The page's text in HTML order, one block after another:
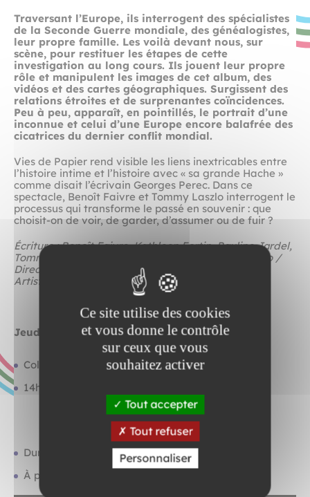
Traversant l’Europe, ils interrogent des spécialistes
de la Seconde Guerre mondiale, des généalogistes,
leur propre famille. Les voilà devant nous, sur
scène, pour restituer les étapes de cette
investigation au long cours. Ils jouent leur propre
rôle et manipulent les images de cet album, des
vidéos et des cartes géographiques. Surgissent des
relations étroites et de surprenantes coïncidences.
Peu à peu, apparaît, en pointillés, le portrait d’une
inconnue et celui d’une Europe encore balafrée des
cicatrices du dernier conflit mondial.
Vies de Papier rend visible les liens inextricables entre
l’histoire intime et l’histoire avec « sa grande Hache »
comme disait l’écrivain Georges Perec. Dans ce
spectacle, Benoît Faivre et Tommy Laszlo interrogent le
processus qui transforme le passé en souvenir : que
choisit-on de voir, de garder, d’assumer ou de fuir ?
Écriture : Benoît Faivre, Kathleen Fortin, Pauline Jardel,
Tommy Laszlo / Avec : Benoît Faivre, Tommy Laszlo /
Direction
Artistique : Benoît Faivre, Tommy Laszlo
Jeudi 14 & vendredi 15 décembre 2023
Collège (4e/3e) et lycée (2de/1ère)
14h
Durée : 1h20
À partir de 11 ans
Ce site utilise des cookies
et vous donne le contrôle
sur ceux que vous
souhaitez activer
Tout accepter
Tout refuser
Personnaliser